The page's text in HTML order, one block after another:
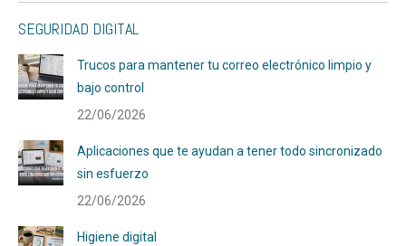
SEGURIDAD DIGITAL
Trucos para mantener tu correo electrónico limpio y
bajo control
22/06/2026
Aplicaciones que te ayudan a tener todo sincronizado
sin esfuerzo
22/06/2026
Higiene digital